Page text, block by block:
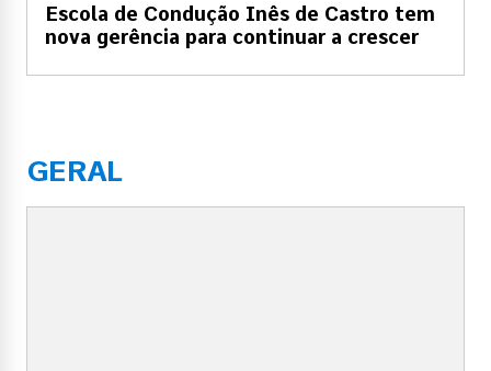
Escola de Condução Inês de Castro tem
nova gerência para continuar a crescer
GERAL